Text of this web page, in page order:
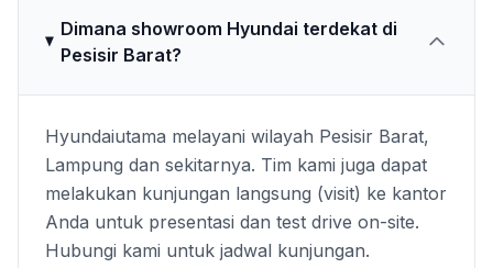
Dimana showroom Hyundai terdekat di
Pesisir Barat?
Hyundaiutama melayani wilayah Pesisir Barat,
Lampung dan sekitarnya. Tim kami juga dapat
melakukan kunjungan langsung (visit) ke kantor
Anda untuk presentasi dan test drive on-site.
Hubungi kami untuk jadwal kunjungan.